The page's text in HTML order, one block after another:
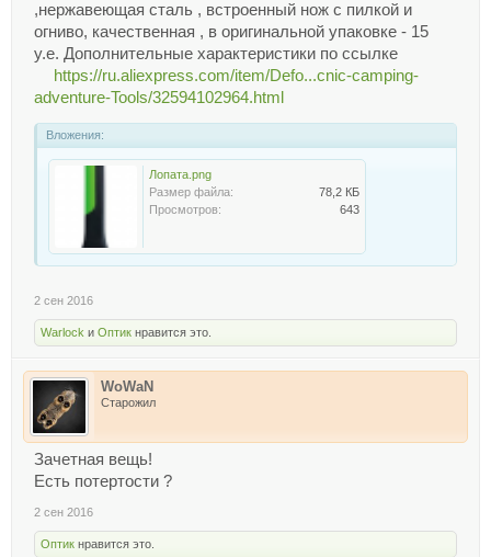
,нержавеющая сталь , встроенный нож с пилкой и
огниво, качественная , в оригинальной упаковке - 15
у.е. Дополнительные характеристики по ссылке
https://ru.aliexpress.com/item/Defo...cnic-camping-
adventure-Tools/32594102964.html
Вложения:
Лопата.png
Размер файла:
78,2 КБ
Просмотров:
643
2 сен 2016
Warlock и Оптик нравится это.
WoWaN
Старожил
Зачетная вещь!
Есть потертости ?
2 сен 2016
Оптик нравится это.